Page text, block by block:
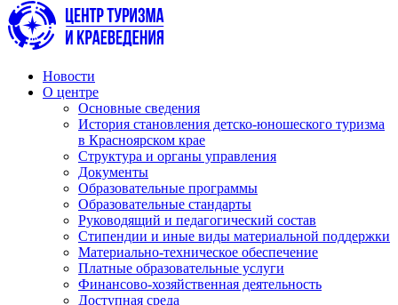
Новости
О центре
Основные сведения
История становления детско-юношеского туризма
в Красноярском крае
Структура и органы управления
Документы
Образовательные программы
Образовательные стандарты
Руководящий и педагогический состав
Стипендии и иные виды материальной поддержки
Материально-техническое обеспечение
Платные образовательные услуги
Финансово-хозяйственная деятельность
Доступная среда